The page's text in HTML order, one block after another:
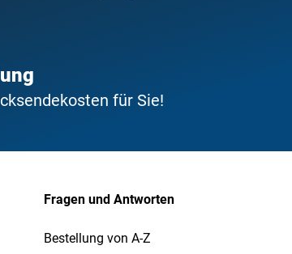
für Sie!
Fragen und Antworten
Bestellung von A-Z